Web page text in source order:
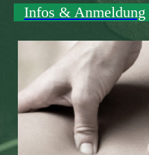
Infos & Anmeldung